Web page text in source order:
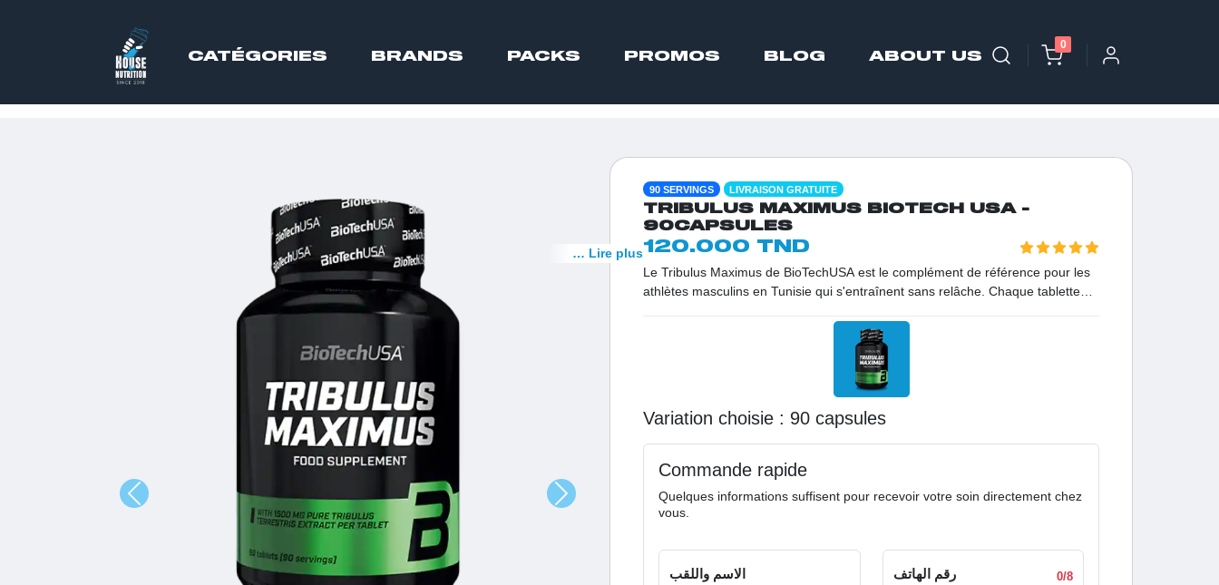
CATÉGORIES BRANDS PACKS PROMOS BLOG ABOUT US
0
90 SERVINGS LIVRAISON GRATUITE
TRIBULUS MAXIMUS BIOTECH USA -
90CAPSULES
120.000 TND
Le Tribulus Maximus de BioTechUSA est le complément de référence pour les
athlètes masculins en Tunisie qui s'entraînent sans relâche. Chaque tablette
sélectionné pour sa pureté et son efficacité. Conçu pour ceux qui veulent
repousser leurs limites, ce booster naturel favorise une absorption optimale
des nutriments pour soutenir votre croissance musculaire, votre vitalité et votre
performance maximale, le tout garanti sans stéroïdes et sans danger pour la
… Lire plus
Variation choisie : 90 capsules
Commande rapide
Quelques informations suffisent pour recevoir votre soin directement chez
vous.
الاسم واللقب رقم الهاتف 0/8